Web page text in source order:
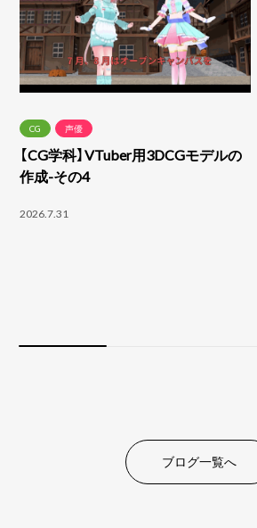
CG 声優
【CG学科】VTuber用3DCGモデルの
作成-その4
2026.7.31
ブログ一覧へ